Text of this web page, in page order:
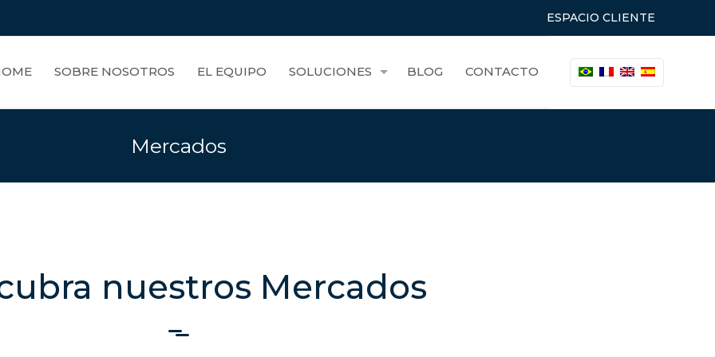
ESPACIO CLIENTE
SOBRE NOSOTROS EL EQUIPO SOLUCIONES BLOG CONTACTO
Mercados
nuestros Mercados